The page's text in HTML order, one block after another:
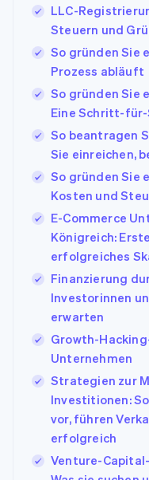
Zugriff auf mehr als
125
Terminal
Zahlungen vor Ort
Authorization
Boost
Optimierung der
Autorisierungsraten
Link
Beschleunigter
Financial
Connections
Finanzdaten
Mehr
Ausblick
Radar
Betrugsprävention
Atlas
Start-up-Gründung
Climate
CO₂-Entnahme
Identity
Nach
KI-
So
App-
LLC-
Steuern und
So gründen Sie
Prozess abläuft
So gründen Sie
Eine Schritt-
So beantragen
Sie einreichen,
So gründen Sie
Kosten und
E-Commerce
Königreich:
erfolgreiches
Finanzierung
Investorinnen
erwarten
Growth-
Unternehmen
Strategien zur
Investitionen:
vor, führen
erfolgreich
Venture-